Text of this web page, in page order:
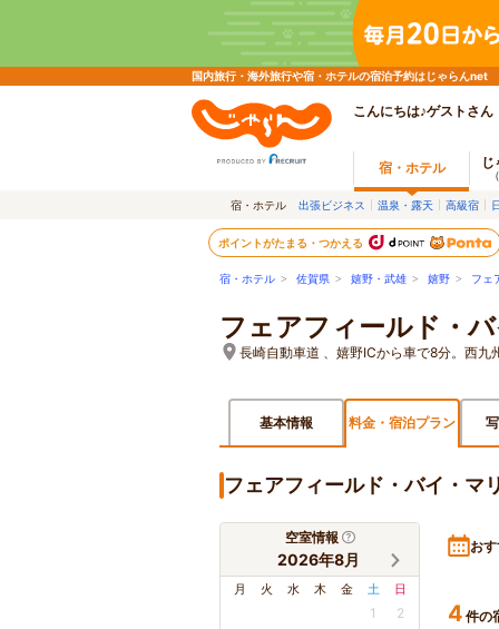
国内旅行・海外旅行や宿・ホテルの宿泊予約はじゃらんnet
こんにちは♪ゲストさん
宿・ホテル じ
宿・ホテル 出張ビジネス 温泉・露天 高級宿
ポイントがたまる・つかえる
宿・ホテル > 佐賀県 > 嬉野・武雄 > 嬉野 > フェ
フェアフィールド・
長崎自動車道 、嬉野ICから車で8分。西
基本情報 料金・宿泊プラン
フェアフィールド・バイ・マ
空室情報
2026年8月
月 火 水 木 金 土 日
1 2
お
4 件の